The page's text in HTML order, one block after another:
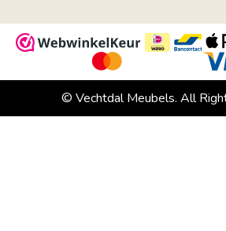
© Vechtdal Meubels. All